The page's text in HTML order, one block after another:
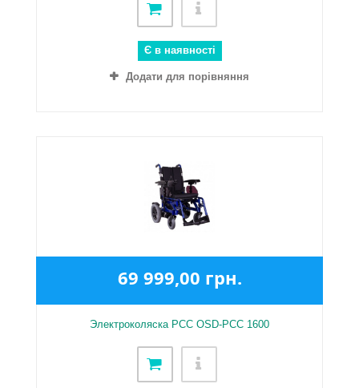
Є в наявності
Додати для порівняння
69 999,00 грн.
Электроколяска PCC OSD-PCC 1600